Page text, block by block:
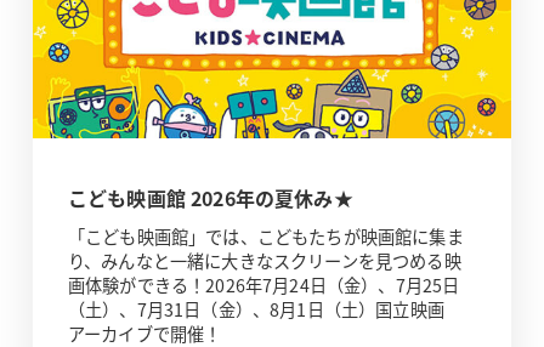
こども映画館 2026年の夏休み★
「こども映画館」では、こどもたちが映画館に集ま
り、みんなと一緒に大きなスクリーンを見つめる映
画体験ができる！2026年7月24日（金）、7月25日
（土）、7月31日（金）、8月1日（土）国立映画
アーカイブで開催！